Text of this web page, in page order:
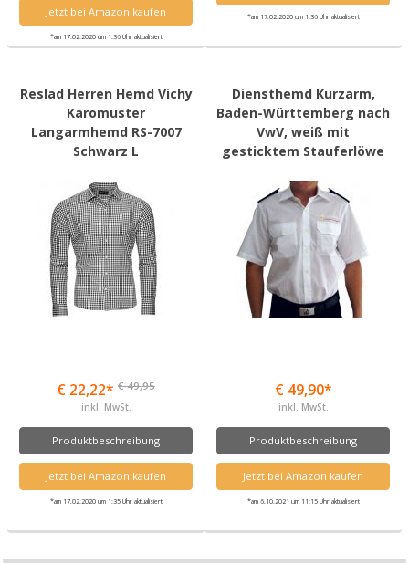
Jetzt bei Amazon kaufen
*am 17.02.2020 um 1:36 Uhr aktualisiert
*am 17.02.2020 um 1:36 Uhr aktualisiert
Reslad Herren Hemd Vichy
Karomuster
Langarmhemd RS-7007
Schwarz L
€ 22,22* € 49,95
inkl. MwSt.
Produktbeschreibung
Jetzt bei Amazon kaufen
*am 17.02.2020 um 1:35 Uhr aktualisiert
Diensthemd Kurzarm,
Baden-Württemberg nach
VwV, weiß mit
gesticktem Stauferlöwe
€ 49,90*
inkl. MwSt.
Produktbeschreibung
Jetzt bei Amazon kaufen
*am 6.10.2021 um 11:15 Uhr aktualisiert